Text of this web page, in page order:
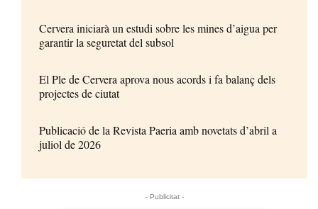
Cervera iniciarà un estudi sobre les mines d’aigua per
garantir la seguretat del subsol
El Ple de Cervera aprova nous acords i fa balanç dels
projectes de ciutat
Publicació de la Revista Paeria amb novetats d’abril a
juliol de 2026
- Publicitat -